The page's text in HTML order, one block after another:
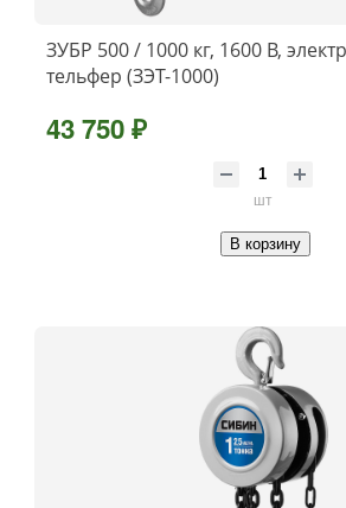
ЗУБР 500 / 1000 кг, 1600 В,
тельфер (ЗЭТ-1000)
43 750 ₽
шт
В корзину